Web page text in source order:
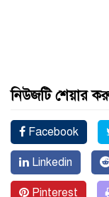
নিউজটি শেয়ার
Facebook
Linkedin
Pinterest